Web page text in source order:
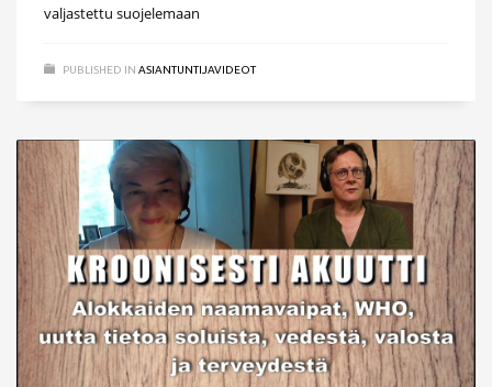
valjastettu suojelemaan
PUBLISHED IN ASIANTUNTIJAVIDEOT